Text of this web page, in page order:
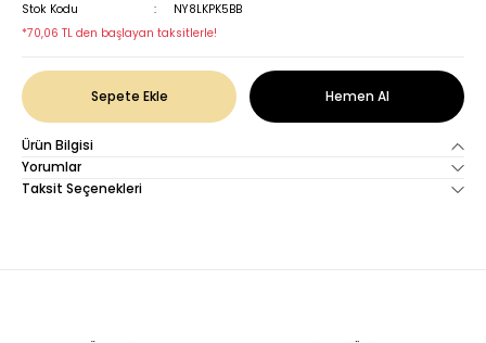
Stok Kodu
NY8LKPK5BB
*70,06 TL den başlayan taksitlerle!
Sepete Ekle Hemen Al
Ürün Bilgisi
Yorumlar
Taksit Seçenekleri